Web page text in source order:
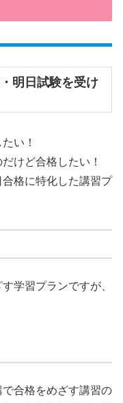
明日試験を受け
い！
けど合格したい！
格に特化した講習プ
学習プランですが、
合格をめざす講習の